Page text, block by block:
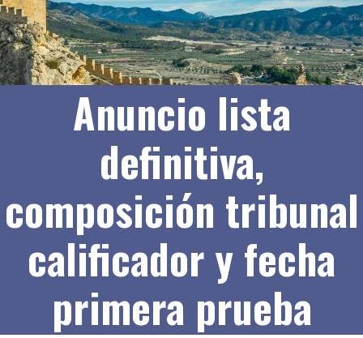
Anuncio lista
definitiva,
composición tribunal
calificador y fecha
primera prueba